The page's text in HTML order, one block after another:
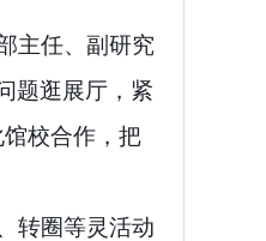
主任、副研究
题逛展厅，紧
校合作，把
转圈等灵活动